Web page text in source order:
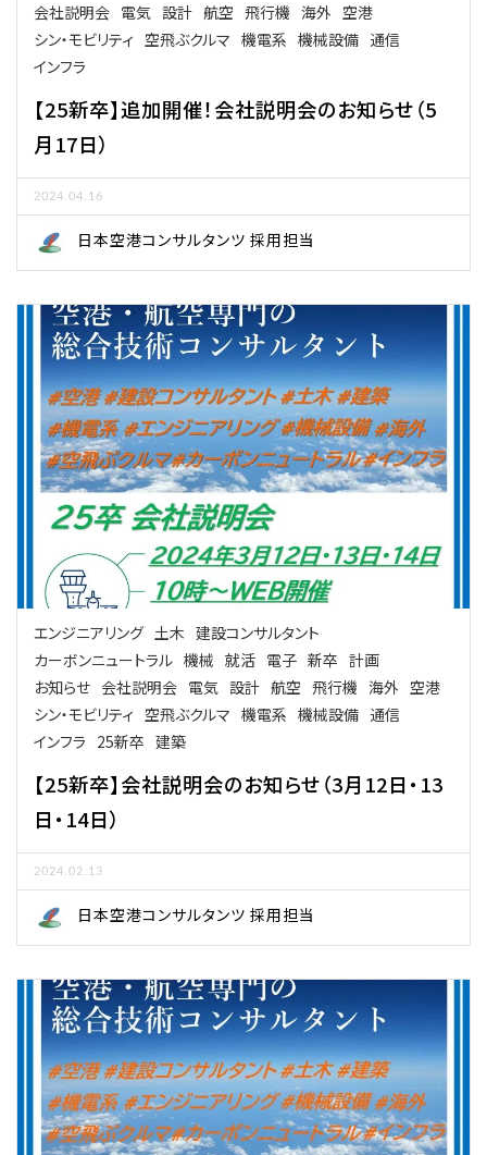
会社説明会 電気 設計 航空 飛行機 海外 空港
シン・モビリティ 空飛ぶクルマ 機電系 機械設備 通信
インフラ
【25新卒】追加開催！会社説明会のお知らせ（5
月17日）
2024.04.16
日本空港コンサルタンツ 採用担当
エンジニアリング 土木 建設コンサルタント
カーボンニュートラル 機械 就活 電子 新卒 計画
お知らせ 会社説明会 電気 設計 航空 飛行機 海外 空港
シン・モビリティ 空飛ぶクルマ 機電系 機械設備 通信
インフラ 25新卒 建築
【25新卒】会社説明会のお知らせ（3月12日・13
日・14日）
2024.02.13
日本空港コンサルタンツ 採用担当